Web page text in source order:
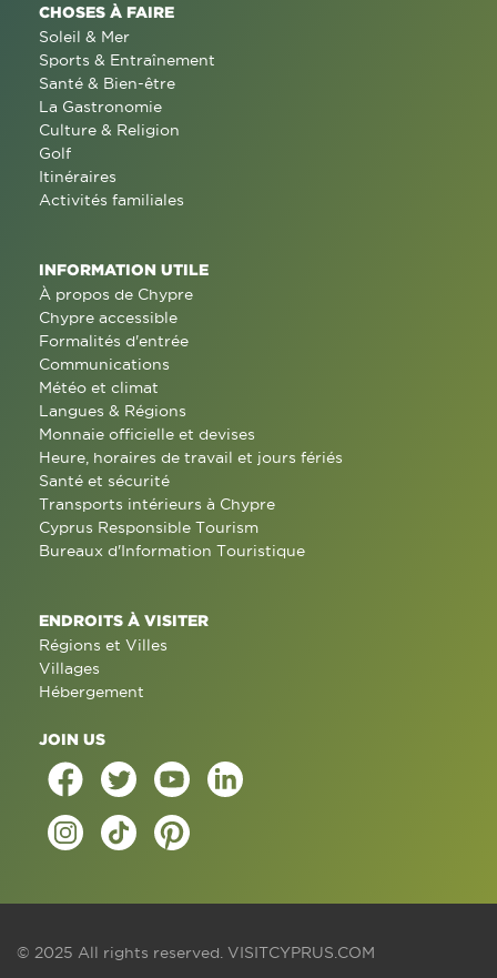
CHOSES À FAIRE
Soleil & Mer
Sports & Entraînement
Santé & Bien-être
La Gastronomie
Culture & Religion
Golf
Itinéraires
Activités familiales
INFORMATION UTILE
À propos de Chypre
Chypre accessible
Formalités d'entrée
Communications
Météo et climat
Langues & Régions
Monnaie officielle et devises
Heure, horaires de travail et jours fériés
Santé et sécurité
Transports intérieurs à Chypre
Cyprus Responsible Tourism
Bureaux d'Information Touristique
ENDROITS À VISITER
Régions et Villes
Villages
Hébergement
JOIN US
© 2025 All rights reserved. VISITCYPRUS.COM